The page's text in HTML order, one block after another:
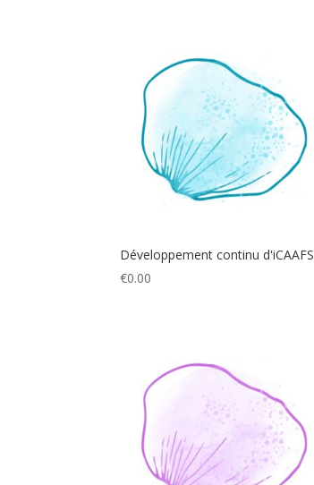
Développement continu d'iCAAFS
€0.00